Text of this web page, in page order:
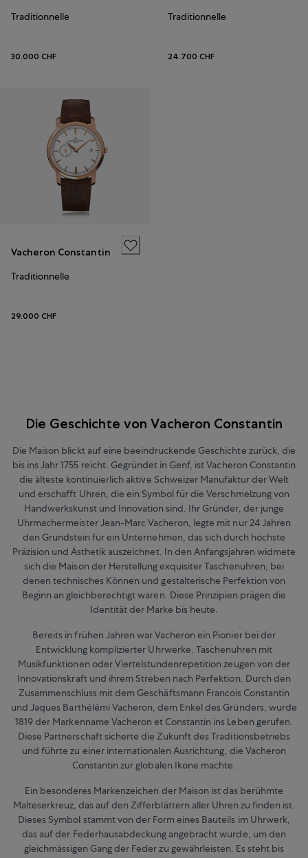
Traditionnelle
30.000 CHF
Traditionnelle
24.700 CHF
Vacheron Constantin
Traditionnelle
29.000 CHF
Die Geschichte von Vacheron Constantin
Die Maison blickt auf eine beeindruckende Geschichte zurück, die
bis ins Jahr 1755 reicht. Gegründet in Genf, ist Vacheron Constantin
die älteste kontinuierlich aktive Schweizer Manufaktur der Welt
und erschafft Uhren, die ein Symbol für die Verschmelzung von
Handwerkskunst und Innovation sind. Ihr Gründer, der junge
Uhrmachermeister Jean-Marc Vacheron, legte mit nur 24 Jahren
den Grundstein für ein Unternehmen, das sich durch höchste
Präzision und Ästhetik auszeichnet. In den Anfangsjahren widmete
sich die Maison der Herstellung exquisiter Taschenuhren, bei
denen technisches Können und gestalterische Perfektion von
Beginn an gleichberechtigt waren. Diese Prinzipien prägen die
Identität der Marke bis heute.
Bereits in frühen Jahren war Vacheron ein Pionier bei der
Entwicklung komplizierter Uhrwerke. Taschenuhren mit
Musikfunktionen oder Viertelstundenrepetition zeugen von der
Innovationskraft und ihrem Streben nach Perfektion. Durch den
Zusammenschluss mit dem Geschäftsmann Francois Constantin
und Jaques Barthélémi Vacheron, dem Enkel des Gründers, wurde
1819 der Markenname Vacheron et Constantin ins Leben gerufen.
Diese Partnerschaft sicherte die Zukunft des Traditionsbetriebs
und führte zu einer internationalen Ausrichtung, die Vacheron
Constantin zur globalen Ikone machte.
Ein besonderes Markenzeichen der Maison ist das berühmte
Malteserkreuz, das auf den Zifferblättern aller Uhren zu finden ist.
Dieses Symbol stammt von der Form eines Bauteils im Uhrwerk,
das auf der Federhausabdeckung angebracht wurde, um den
gleichmässigen Gang der Feder zu gewährleisten. Es steht bis